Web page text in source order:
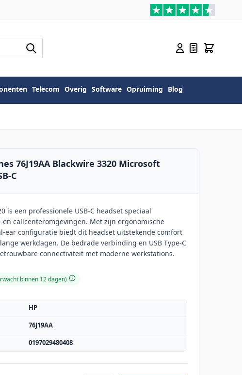
Telecom Overig Software Opruiming Blog
76J19AA Blackwire 3320 Microsoft
C
is een professionele USB-C headset speciaal
callcenteromgevingen. Met zijn ergonomische
ear configuratie biedt dit headset uitstekende comfort
werkdagen. De bedrade verbinding en USB Type-C
connectiviteit met moderne werkstations.
binnen 12 dagen)
HP
76J19AA
0197029480408